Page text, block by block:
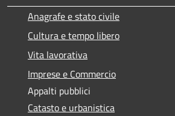
Anagrafe e stato civile
Cultura e tempo libero
Vita lavorativa
Imprese e Commercio
Appalti pubblici
Catasto e urbanistica